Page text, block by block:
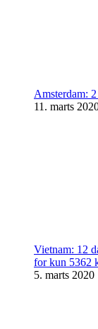
Amsterdam:
11. marts
Vietnam: 12
for kun 5362
5. marts 2020